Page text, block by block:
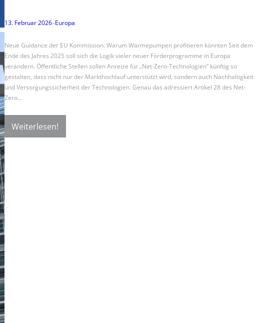
13. Februar 2026–Europa
Neue Guidance der EU Kommission: Warum Wärmepumpen profitieren könnten Seit dem
Ende des Jahres 2025 soll sich die Logik vieler neuer Förderprogramme in Europa
verändern. Öffentliche Stellen sollen Anreize für „Net-Zero-Technologien“ künftig so
gestalten, dass nicht nur der Markthochlauf unterstützt wird, sondern auch Nachhaltigkeit
und Versorgungssicherheit der Technologien. Genau das adressiert Artikel 28 des Net-
Zero…
Weiterlesen!